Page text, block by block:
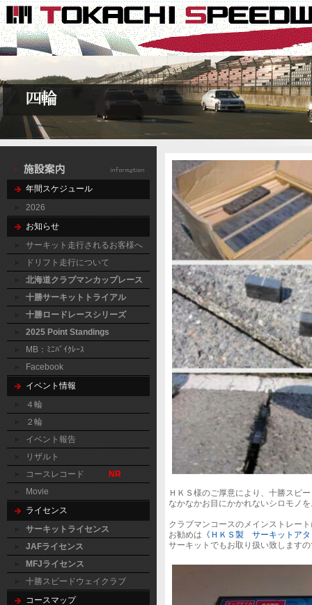
年間スケジュール
2026
お知らせ
サーキット走行されるお客様へ
ドリフト走行について
北海道クラブマンカップレース
十勝サーキットトライアル
十勝ロードレースシリーズ
2025 Point Standings
MB：ﾐﾆﾊﾞｲｸﾚｰｽ
Facebook
イベント情報
４輪
２輪
イベント報告
リザルト
コースレコード
NR
Movie
ライセンス
サーキットライセンス
JAFライセンス
MFJライセンス
十勝スピードウェイクラブ
コースマップ
ＨＫＳ様のご厚意により、十勝スピ
なかなかお目にかかれないシロモノ
クラブマンコースのメインストレー
お勧めは 《ＨＫＳ製 サーキットア
サーキットでもお取り扱い致します